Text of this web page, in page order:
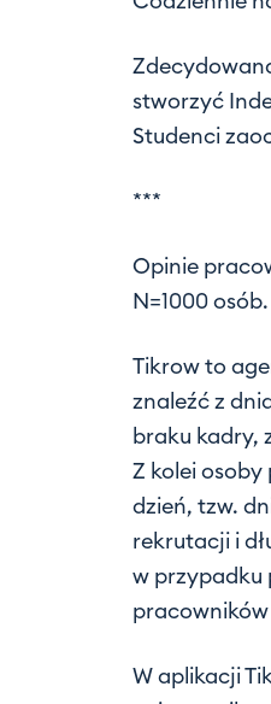
stworzyć
Studenci
***
Opinie
N=1000
Tikrow to
znaleźć z
braku kadry,
Z kolei
dzień, tzw.
rekrutacji i
w przypadku
W aplikacji